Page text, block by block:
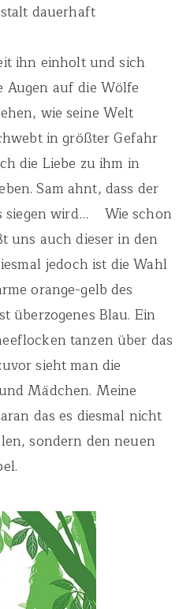
dauerhaft
ihn einholt und sich
Augen auf die Wölfe
wie seine Welt
in größter Gefahr
die Liebe zu ihm in
Sam ahnt, dass der
siegen wird…
Wie schon
uns auch dieser in den
jedoch ist die Wahl
orange-gelb des
überzogenes Blau. Ein
tanzen über das
sieht man die
Mädchen. Meine
das es diesmal nicht
sondern den neuen